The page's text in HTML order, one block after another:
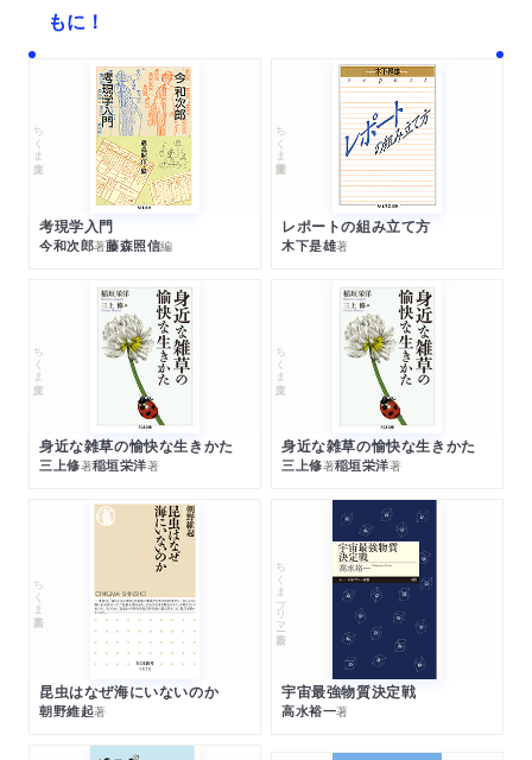
もに！
ちくま文庫
考現学入門
今和次郎著藤森照信編
ちくま学芸文庫
レポートの組み立て方
木下是雄著
ちくま文庫
身近な雑草の愉快な生きかた
三上修著稲垣栄洋著
ちくま文庫
身近な雑草の愉快な生きかた
三上修著稲垣栄洋著
ちくま新書
昆虫はなぜ海にいないのか
朝野維起著
ちくまプリマー新書
宇宙最強物質決定戦
高水裕一著